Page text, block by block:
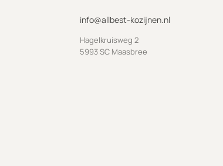
info@allbest-kozijnen.nl
Hagelkruisweg 2
5993 SC Maasbree